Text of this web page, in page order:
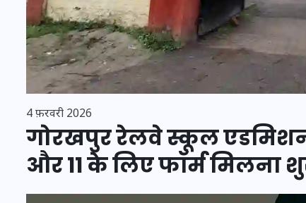
4 फ़रवरी 2026
गोरखपुर रेलवे स्कूल
और 11 के लिए फॉर्म मिलना
मन के हारे हार है!
19 सितम्बर 2024